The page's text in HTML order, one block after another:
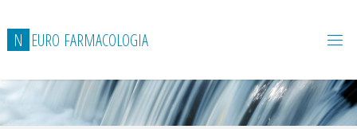
contenuto
N EURO FARMACOLOGIA